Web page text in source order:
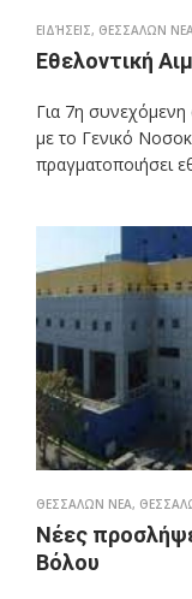
ΕΙΔΉΣΕΙΣ, ΘΕΣΣΑΛΩΝ ΝΕΑ
Εθελοντική
Για 7η
με το Γενικό
πραγματοποιήσει
ΘΕΣΣΑΛΩΝ ΝΕΑ,
Νέες
Βόλου